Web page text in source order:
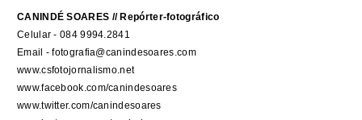
CANINDÉ SOARES // Repórter-fotográfico
Celular - 084 9994.2841
Email - fotografia@canindesoares.com
www.csfotojornalismo.net
www.facebook.com/canindesoares
www.twitter.com/canindesoares